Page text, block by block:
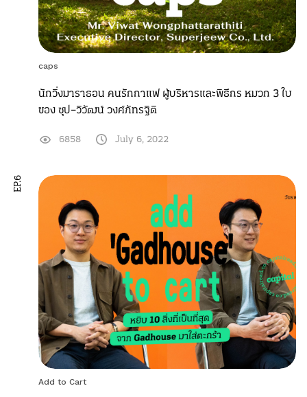
caps
นักวิ่งมาราธอน คนรักกาแฟ ผู้บริหารและพิธีกร หมวก 3 ใบ
ของ ซุป–วิวัฒน์ วงศ์ภัทรฐิติ
6858 July 6, 2022
Add to Cart
EP.6